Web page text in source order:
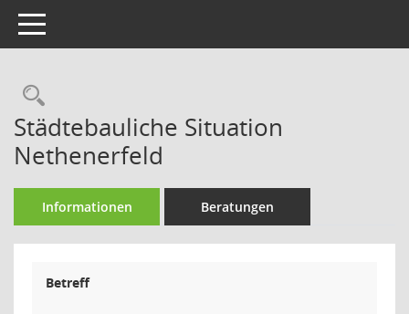
Toggle navigation
Rechercheauswahl
Städtebauliche Situation
Nethenerfeld
Informationen Beratungen
Betreff